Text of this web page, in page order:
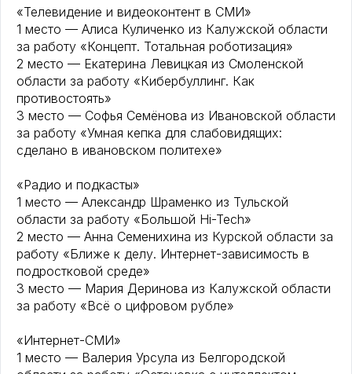
«Телевидение и видеоконтент в СМИ»
1 место — Алиса Куличенко из Калужской области
за работу «Концепт. Тотальная роботизация»
2 место — Екатерина Левицкая из Смоленской
области за работу «Кибербуллинг. Как
противостоять»
3 место — Софья Семёнова из Ивановской области
за работу «Умная кепка для слабовидящих:
сделано в ивановском политехе»
«Радио и подкасты»
1 место — Александр Шраменко из Тульской
области за работу «Большой Hi-Tech»
2 место — Анна Семенихина из Курской области за
работу «Ближе к делу. Интернет-зависимость в
подростковой среде»
3 место — Мария Деринова из Калужской области
за работу «Всё о цифровом рубле»
«Интернет-СМИ»
1 место — Валерия Урсула из Белгородской